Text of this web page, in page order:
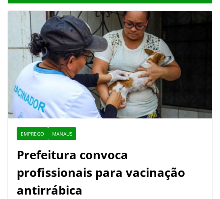
EMPREGO MANAUS
Prefeitura convoca
profissionais para vacinação
antirrábica